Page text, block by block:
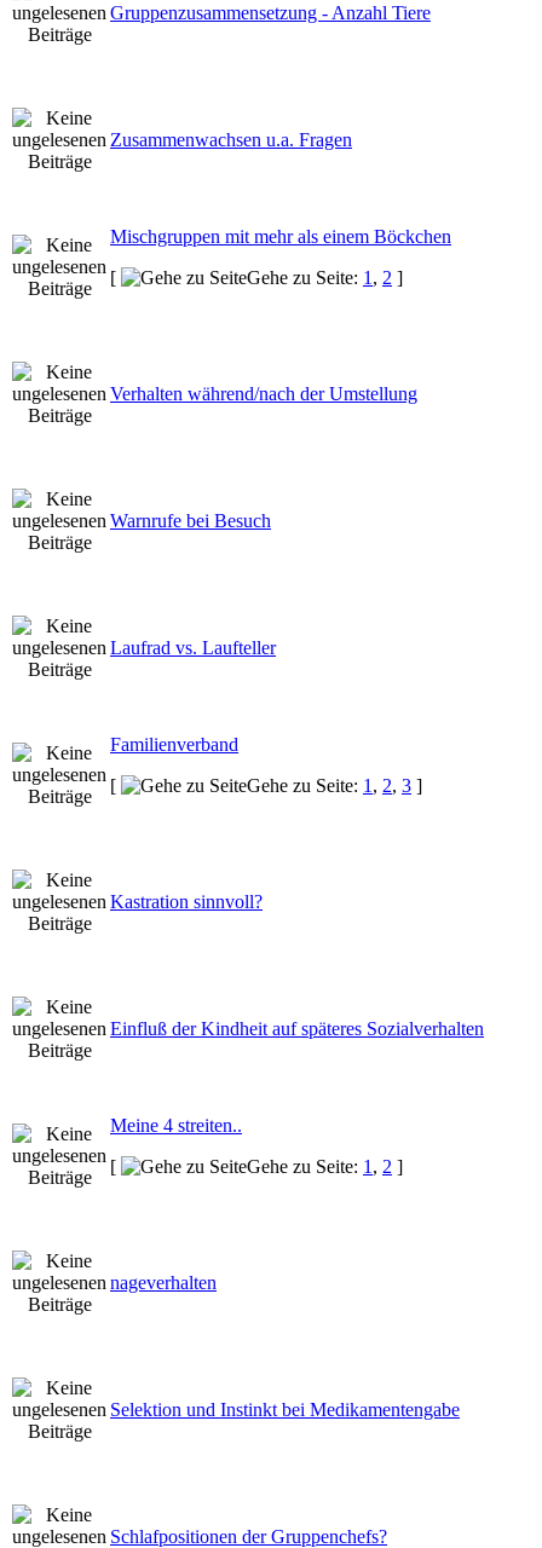
Gruppenzusammensetzung - Anzahl Tiere
Zusammenwachsen u.a. Fragen
Mischgruppen mit mehr als einem Böckchen
[
Gehe zu Seite: 1 , 2 ]
Verhalten während/nach der Umstellung
Warnrufe bei Besuch
Laufrad vs. Laufteller
Familienverband
[
Gehe zu Seite: 1 , 2, 3 ]
Kastration sinnvoll?
Einfluß der Kindheit auf späteres Sozialverhalten
Meine 4 streiten..
[
Gehe zu Seite: 1 , 2 ]
nageverhalten
Selektion und Instinkt bei Medikamentengabe
Schlafpositionen der Gruppenchefs?